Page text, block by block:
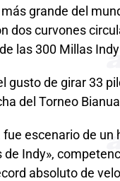
grande del
dos curvones
las 300 Millas
gusto de girar 33
del Torneo
fue escenario de
Indy»,
absoluto de